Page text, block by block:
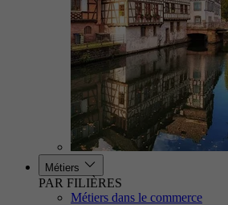
Métiers
PAR FILIÈRES
Métiers dans le commerce